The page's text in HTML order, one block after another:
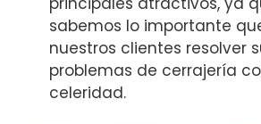
sabemos lo importante
nuestros clientes resolver
problemas de cerrajería
celeridad.